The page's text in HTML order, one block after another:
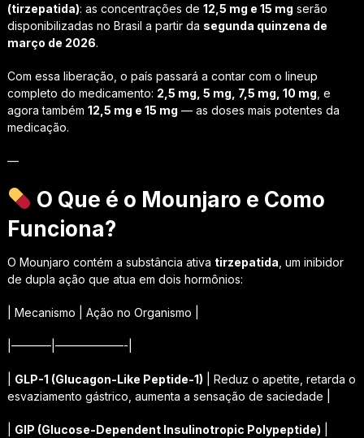
(tirzepatida): as concentrações de 12,5 mg e 15 mg serão
disponibilizadas no Brasil a partir da segunda quinzena de
março de 2026.
Com essa liberação, o país passará a contar com o lineup
completo do medicamento: 2,5 mg, 5 mg, 7,5 mg, 10 mg , e
agora também 12,5 mg e 15 mg — as doses mais potentes da
medicação.
—
O Que é o Mounjaro e Como
Funciona?
O Mounjaro contém a substância ativa tirzepatida , um inibidor
de dupla ação que atua em dois hormônios:
| Mecanismo | Ação no Organismo |
|———–|——————-|
GLP-1 (Glucagon-Like Peptide-1) | Reduz o apetite, retarda o
esvaziamento gástrico, aumenta a sensação de saciedade |
GIP (Glucose-Dependent Insulinotropic Polypeptide)